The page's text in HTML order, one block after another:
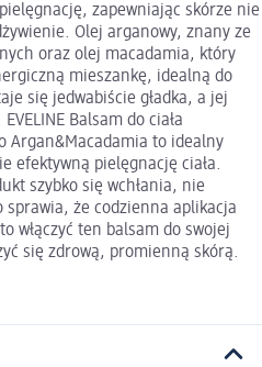
zapewniając skórze nie
Olej arganowy, znany ze
oraz olej macadamia, który
mieszankę, idealną do
się jedwabiście gładka, a jej
Balsam do ciała
Argan&Macadamia to idealny
efektywną pielęgnację ciała.
szybko się wchłania, nie
sprawia, że codzienna aplikacja
włączyć ten balsam do swojej
się zdrową, promienną skórą.